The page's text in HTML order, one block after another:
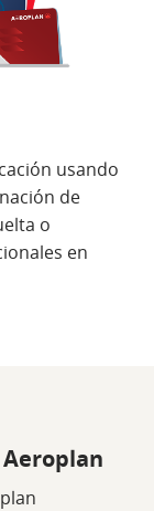
usando
de
o
en